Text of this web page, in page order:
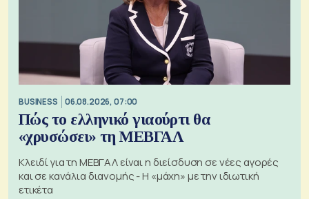
BUSINESS 06.08.2026, 07:00
Πώς το ελληνικό γιαούρτι θα
«χρυσώσει» τη ΜΕΒΓΑΛ
Κλειδί για τη ΜΕΒΓΑΛ είναι η διείσδυση σε νέες αγορές
και σε κανάλια διανομής - Η «μάχη» με την ιδιωτική
ετικέτα